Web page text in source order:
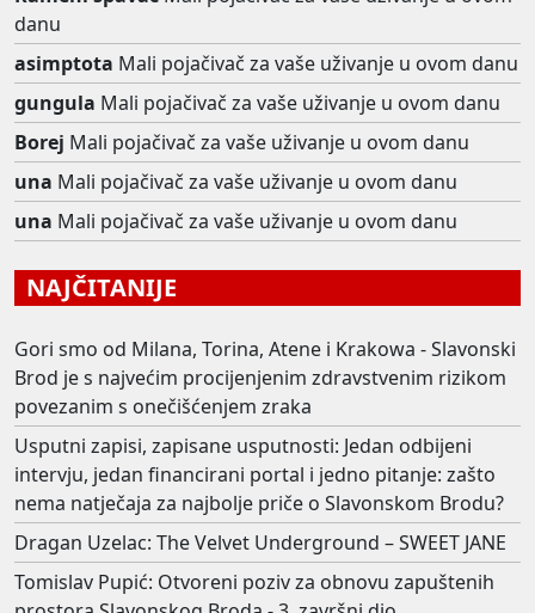
danu
asimptota Mali pojačivač za vaše uživanje u ovom danu
gungula Mali pojačivač za vaše uživanje u ovom danu
Borej Mali pojačivač za vaše uživanje u ovom danu
una Mali pojačivač za vaše uživanje u ovom danu
una Mali pojačivač za vaše uživanje u ovom danu
NAJČITANIJE
Gori smo od Milana, Torina, Atene i Krakowa - Slavonski
Brod je s najvećim procijenjenim zdravstvenim rizikom
povezanim s onečišćenjem zraka
Usputni zapisi, zapisane usputnosti: Jedan odbijeni
intervju, jedan financirani portal i jedno pitanje: zašto
nema natječaja za najbolje priče o Slavonskom Brodu?
Dragan Uzelac: The Velvet Underground – SWEET JANE
Tomislav Pupić: Otvoreni poziv za obnovu zapuštenih